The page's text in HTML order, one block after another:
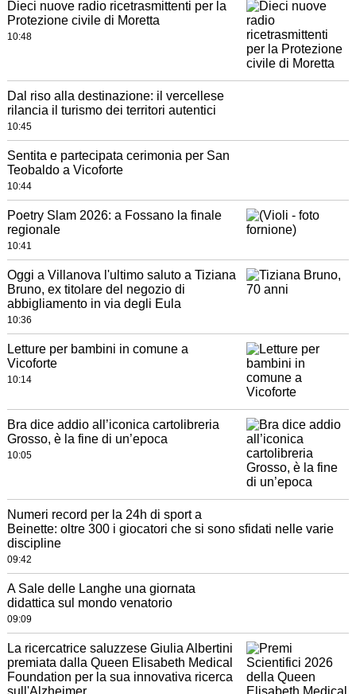
Dieci nuove radio ricetrasmittenti per la
Protezione civile di Moretta
10:48
Dal riso alla destinazione: il vercellese
rilancia il turismo dei territori autentici
10:45
Sentita e partecipata cerimonia per San
Teobaldo a Vicoforte
10:44
Poetry Slam 2026: a Fossano la finale
regionale
10:41
Oggi a Villanova l'ultimo saluto a Tiziana
Bruno, ex titolare del negozio di
abbigliamento in via degli Eula
10:36
Letture per bambini in comune a
Vicoforte
10:14
Bra dice addio all’iconica cartolibreria
Grosso, è la fine di un’epoca
10:05
Numeri record per la 24h di sport a
Beinette: oltre 300 i giocatori che si sono sfidati nelle varie
discipline
09:42
A Sale delle Langhe una giornata
didattica sul mondo venatorio
09:09
La ricercatrice saluzzese Giulia Albertini
premiata dalla Queen Elisabeth Medical
Foundation per la sua innovativa ricerca
sull'Alzheimer